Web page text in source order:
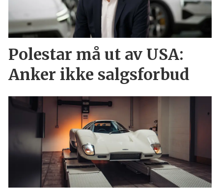
Polestar må ut av USA:
Anker ikke salgsforbud